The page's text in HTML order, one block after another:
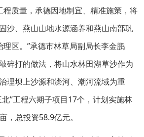
程质量，承德因地制宜、精准施策，将
沙、燕山山地水源涵养和燕山南部巩
区。”承德市林草局副局长李金鹏
碎打的做法，将山水林田湖草沙作为
理坝上沙源和滦河、潮河流域为重
”工程六期子项目17个，计划实施林
，总投资58.9亿元。